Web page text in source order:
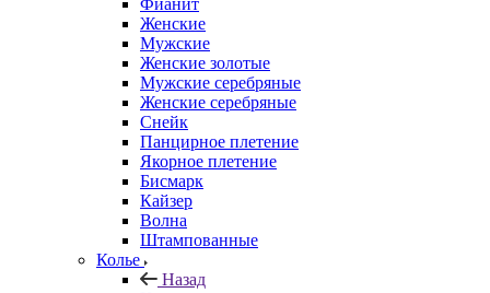
Фианит
Женские
Мужские
Женские золотые
Мужские серебряные
Женские серебряные
Снейк
Панцирное плетение
Якорное плетение
Бисмарк
Кайзер
Волна
Штампованные
Колье
Назад